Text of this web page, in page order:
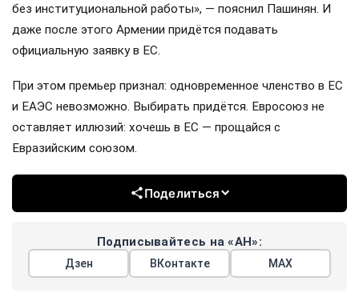
без институциональной работы», — пояснил Пашинян. И
даже после этого Армении придётся подавать
официальную заявку в ЕС.
При этом премьер признал: одновременное членство в ЕС
и ЕАЭС невозможно. Выбирать придётся. Евросоюз не
оставляет иллюзий: хочешь в ЕС — прощайся с
Евразийским союзом.
Поделиться
Подписывайтесь на «АН»:
Дзен ВКонтакте МАХ